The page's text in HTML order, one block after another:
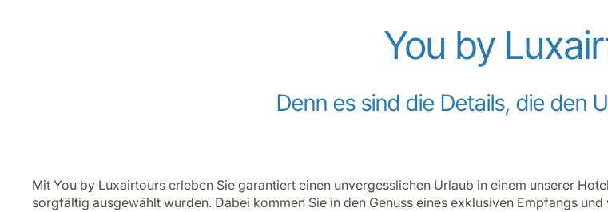
You by
Denn es sind die Details, die den
Mit You by Luxairtours erleben Sie garantiert einen unvergesslichen Urlaub in einem unserer
sorgfältig ausgewählt wurden. Dabei kommen Sie in den Genuss eines exklusiven Empfangs